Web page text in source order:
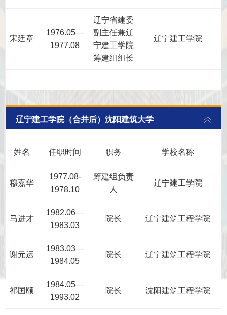
宋廷章
1976.05—
1977.08
辽宁省建委
副主任兼辽
宁建工学院
筹建组组长
辽宁建工学院
辽宁建工学院（合并后）沈阳建筑大学
姓名 任职时间 职务 学校名称
穆嘉华
1977.08-
1978.10
筹建组负责
人
辽宁建工学院
马进才
1982.06—
1983.03
院长 辽宁建筑工程学院
谢元运
1983.03—
1984.05
院长 辽宁建筑工程学院
祁国颐
1984.05—
1993.02
院长 沈阳建筑工程学院